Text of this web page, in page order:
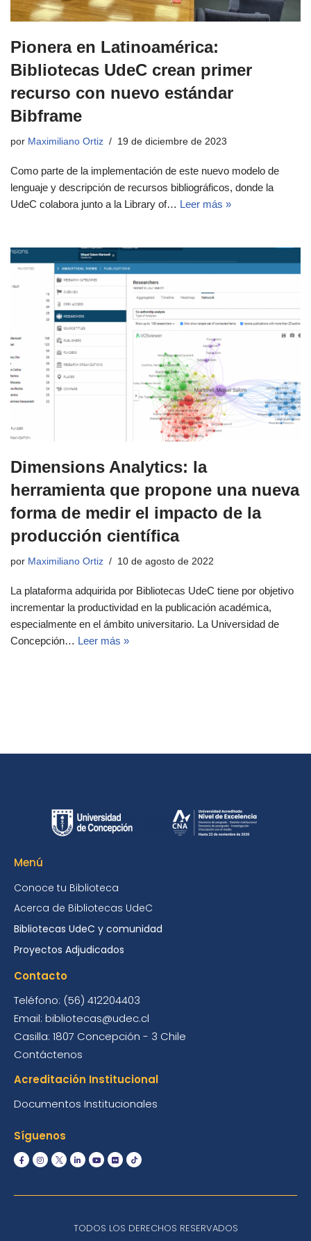
Pionera en Latinoamérica:
Bibliotecas UdeC crean primer
recurso con nuevo estándar
Bibframe
por Maximiliano Ortiz 19 de diciembre de 2023
Como parte de la implementación de este nuevo modelo de
lenguaje y descripción de recursos bibliográficos, donde la
UdeC colabora junto a la Library of… Leer más »
Dimensions Analytics: la
herramienta que propone una nueva
forma de medir el impacto de la
producción científica
por Maximiliano Ortiz 10 de agosto de 2022
La plataforma adquirida por Bibliotecas UdeC tiene por objetivo
incrementar la productividad en la publicación académica,
especialmente en el ámbito universitario. La Universidad de
Concepción… Leer más »
Menú
Conoce tu Biblioteca
Acerca de Bibliotecas UdeC
Bibliotecas UdeC y comunidad
Proyectos Adjudicados
Contacto
Teléfono: (56) 412204403
Email: bibliotecas@udec.cl
Casilla: 1807 Concepción - 3 Chile
Contáctenos
Acreditación Institucional
Documentos Institucionales
Síguenos
TODOS LOS DERECHOS RESERVADOS